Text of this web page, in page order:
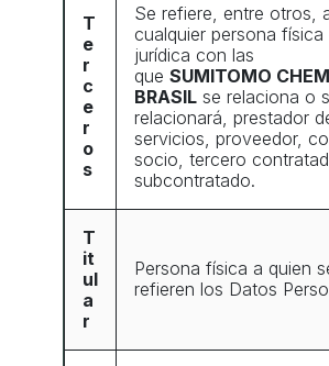
T
e
r
c
e
r
o
s
Se refiere, entre otros,
cualquier persona física
jurídica con las
que SUMITOMO
BRASILse relaciona o
relacionará, prestador
servicios, proveedor,
socio, tercero
subcontratado.
T
it
ul
a
r
Persona física a quien
refieren los Datos